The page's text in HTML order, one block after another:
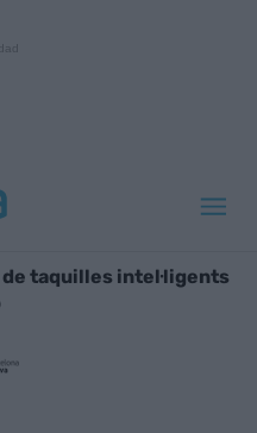
de taquilles intel·ligents